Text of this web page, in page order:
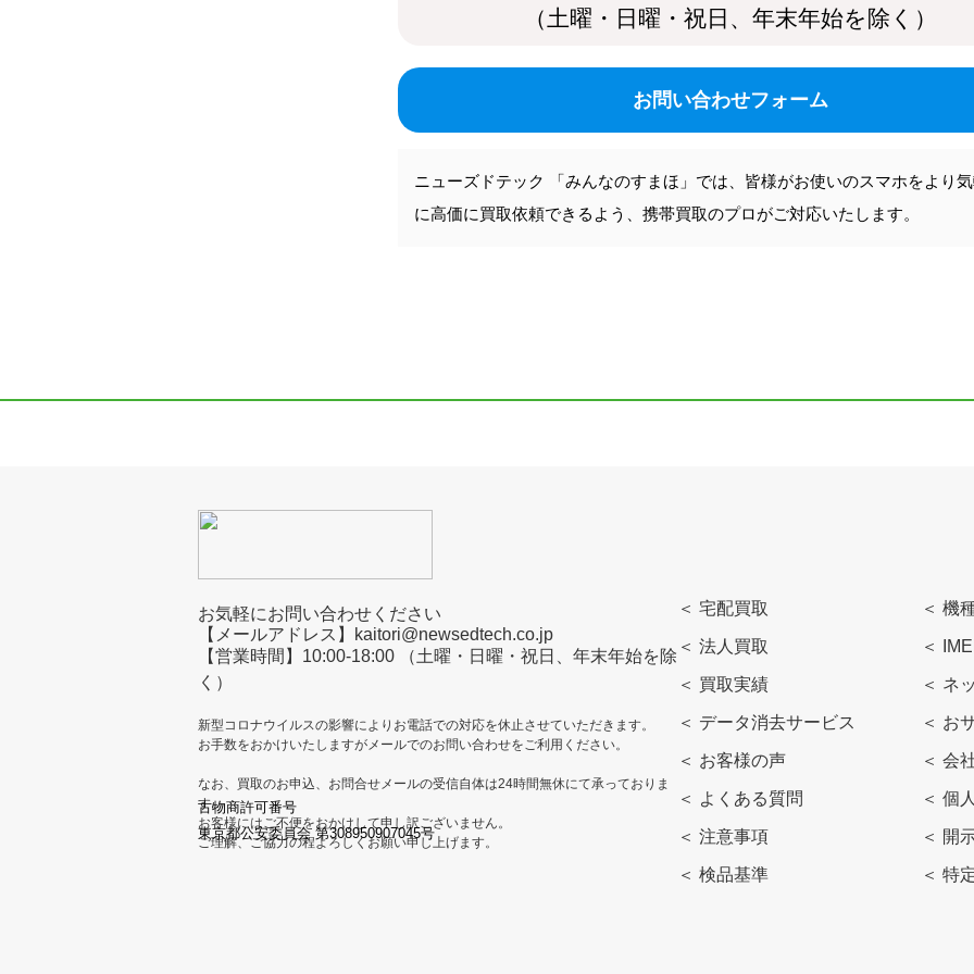
（土曜・日曜・祝日、年末年始を除く）
お問い合わせフォーム
ニューズドテック 「みんなのすまほ」では、皆様がお使いのスマホをより
に高価に買取依頼できるよう、携帯買取のプロがご対応いたします。
お気軽にお問い合わせください
【メールアドレス】kaitori@newsedtech.co.jp
【営業時間】10:00-18:00 （土曜・日曜・祝日、年末年始を除
く）
新型コロナウイルスの影響によりお電話での対応を休止させていただきます。
お手数をおかけいたしますがメールでのお問い合わせをご利用ください。
なお、買取のお申込、お問合せメールの受信自体は24時間無休にて承っておりま
す。
お客様にはご不便をおかけして申し訳ございません。
ご理解、ご協力の程よろしくお願い申し上げます。
古物商許可番号
東京都公安委員会 第308950907045号
＜ 宅配買取
＜ 法人買取
＜ 買取実績
＜ データ消去サービス
＜ お客様の声
＜ よくある質問
＜ 注意事項
＜ 検品基準
＜ 機
＜
＜ ネ
＜ お
＜ 会
＜ 個
＜ 開
＜ 特